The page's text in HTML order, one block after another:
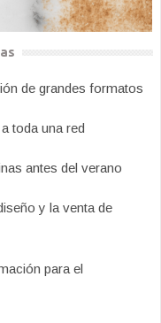
de grandes formatos
toda una red
antes del verano
y la venta de
para el